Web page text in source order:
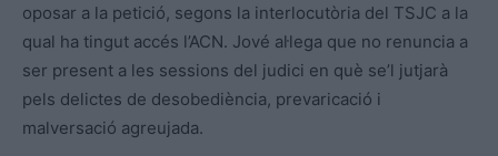
oposar a la petició, segons la interlocutòria del TSJC a la
qual ha tingut accés l’ACN. Jové al·lega que no renuncia a
ser present a les sessions del judici en què se’l jutjarà
pels delictes de desobediència, prevaricació i
malversació agreujada.